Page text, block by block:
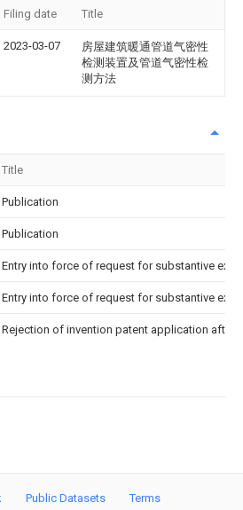
Filing date Title
2023-03-07
房屋建筑暖通管道气密性
检测装置及管道气密性检
测方法
Title
Publication
Publication
Entry into force of request for substantive
Entry into force of request for substantive
Rejection of invention patent application after
Public Datasets
Terms